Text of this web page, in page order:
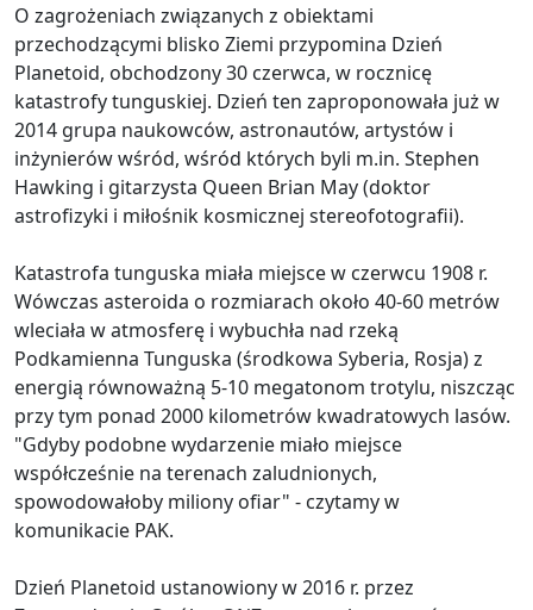
O zagrożeniach związanych z obiektami
przechodzącymi blisko Ziemi przypomina Dzień
Planetoid, obchodzony 30 czerwca, w rocznicę
katastrofy tunguskiej. Dzień ten zaproponowała już w
2014 grupa naukowców, astronautów, artystów i
inżynierów wśród, wśród których byli m.in. Stephen
Hawking i gitarzysta Queen Brian May (doktor
astrofizyki i miłośnik kosmicznej stereofotografii).
Katastrofa tunguska miała miejsce w czerwcu 1908 r.
Wówczas asteroida o rozmiarach około 40-60 metrów
wleciała w atmosferę i wybuchła nad rzeką
Podkamienna Tunguska (środkowa Syberia, Rosja) z
energią równoważną 5-10 megatonom trotylu, niszcząc
przy tym ponad 2000 kilometrów kwadratowych lasów.
"Gdyby podobne wydarzenie miało miejsce
współcześnie na terenach zaludnionych,
spowodowałoby miliony ofiar" - czytamy w
komunikacie PAK.
Dzień Planetoid ustanowiony w 2016 r. przez